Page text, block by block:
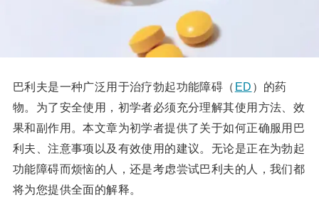
巴利夫是一种广泛用于治疗勃起功能障碍（ ED ）的药
物。为了安全使用，初学者必须充分理解其使用方法、效
果和副作用。本文章为初学者提供了关于如何正确服用巴
利夫、注意事项以及有效使用的建议。无论是正在为勃起
功能障碍而烦恼的人，还是考虑尝试巴利夫的人，我们都
将为您提供全面的解释。